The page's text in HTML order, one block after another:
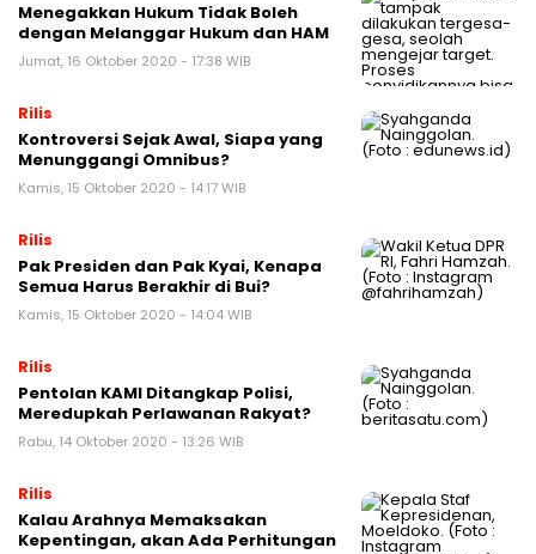
Menegakkan Hukum Tidak Boleh
dengan Melanggar Hukum dan HAM
Jumat, 16 Oktober 2020 - 17:38 WIB
Rilis
Kontroversi Sejak Awal, Siapa yang
Menunggangi Omnibus?
Kamis, 15 Oktober 2020 - 14:17 WIB
Rilis
Pak Presiden dan Pak Kyai, Kenapa
Semua Harus Berakhir di Bui?
Kamis, 15 Oktober 2020 - 14:04 WIB
Rilis
Pentolan KAMI Ditangkap Polisi,
Meredupkah Perlawanan Rakyat?
Rabu, 14 Oktober 2020 - 13:26 WIB
Rilis
Kalau Arahnya Memaksakan
Kepentingan, akan Ada Perhitungan